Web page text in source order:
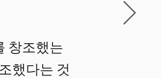
창조했는
했다는 것